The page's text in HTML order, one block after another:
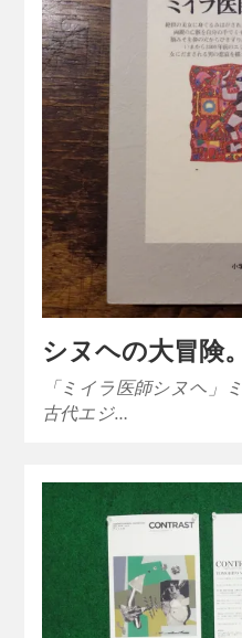
シヌヘの大冒険。
「ミイラ医師シヌヘ」
古代エジ…